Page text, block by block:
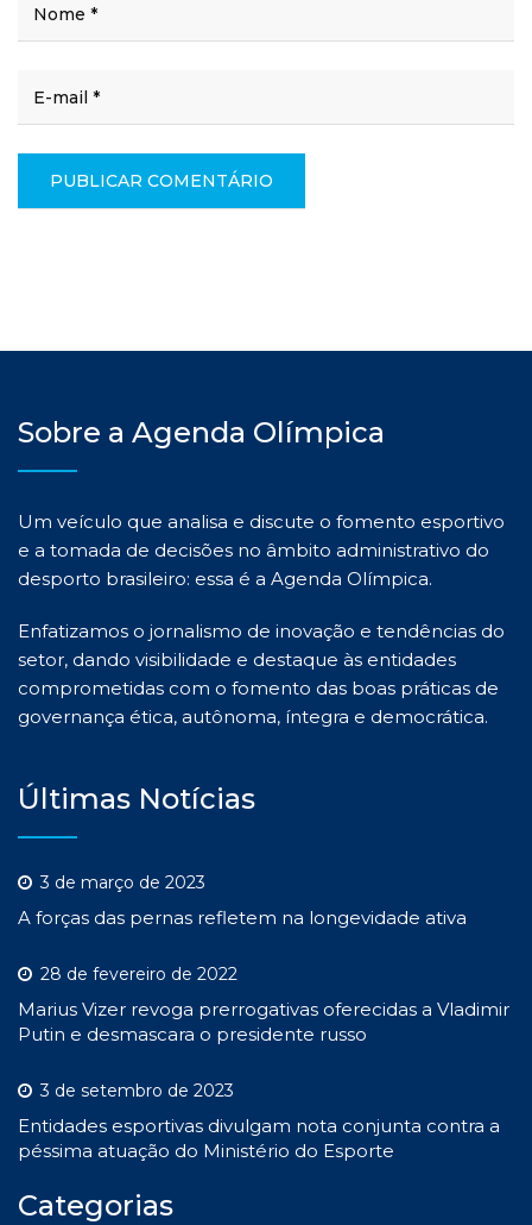
Sobre a Agenda Olímpica
Um veículo que analisa e discute o fomento esportivo
e a tomada de decisões no âmbito administrativo do
desporto brasileiro: essa é a Agenda Olímpica.
Enfatizamos o jornalismo de inovação e tendências do
setor, dando visibilidade e destaque às entidades
comprometidas com o fomento das boas práticas de
governança ética, autônoma, íntegra e democrática.
Últimas Notícias
3 de março de 2023
A forças das pernas refletem na longevidade ativa
28 de fevereiro de 2022
Marius Vizer revoga prerrogativas oferecidas a Vladimir
Putin e desmascara o presidente russo
3 de setembro de 2023
Entidades esportivas divulgam nota conjunta contra a
péssima atuação do Ministério do Esporte
Categorias